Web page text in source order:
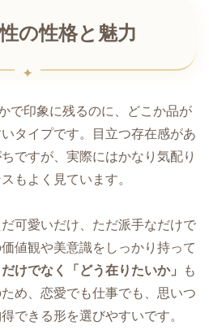
の性格と魅力
で印象に残るのに、どこか品が
タイプです。目立つ存在感があ
ですが、実際にはかなり気配り
もよく見ています。
可愛いだけ、ただ派手なだけで
値観や美意識をしっかり持って
けでなく「どう在りたいか」
も
め、恋愛でも仕事でも、思いつ
できる形を選びやすいです。